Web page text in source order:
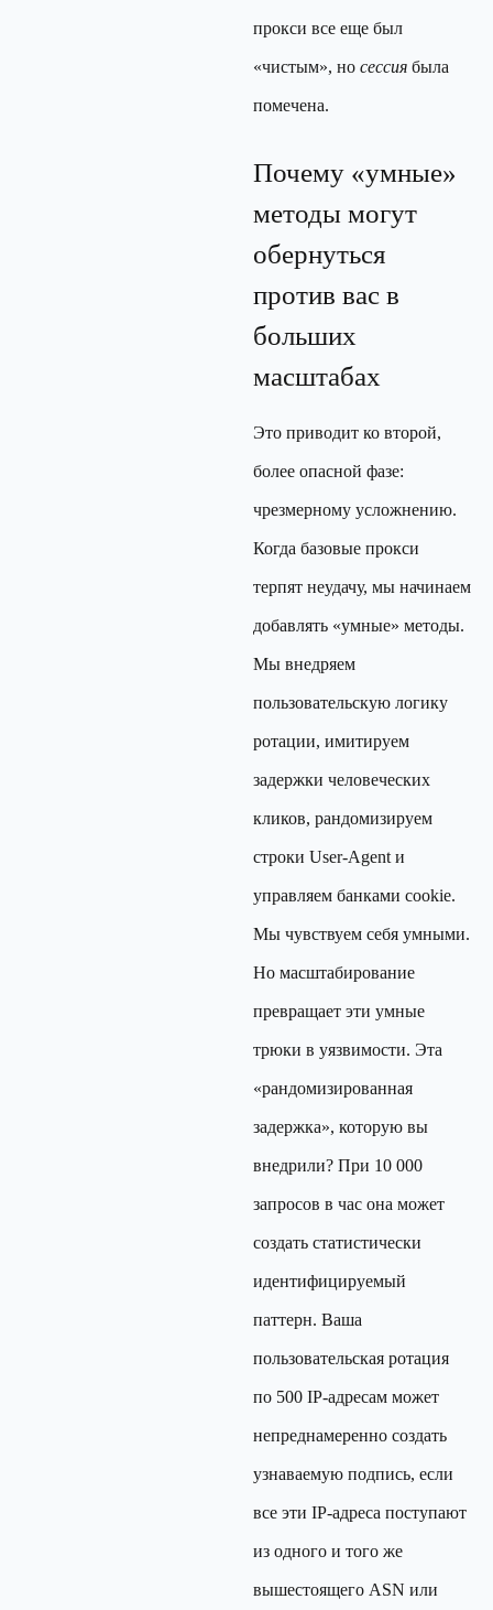
прокси все еще был
«чистым», но сессия была
помечена.
Почему «умные»
методы могут
обернуться
против вас в
больших
масштабах
Это приводит ко второй,
более опасной фазе:
чрезмерному усложнению.
Когда базовые прокси
терпят неудачу, мы начинаем
добавлять «умные» методы.
Мы внедряем
пользовательскую логику
ротации, имитируем
задержки человеческих
кликов, рандомизируем
строки User-Agent и
управляем банками cookie.
Мы чувствуем себя умными.
Но масштабирование
превращает эти умные
трюки в уязвимости. Эта
«рандомизированная
задержка», которую вы
внедрили? При 10 000
запросов в час она может
создать статистически
идентифицируемый
паттерн. Ваша
пользовательская ротация
по 500 IP-адресам может
непреднамеренно создать
узнаваемую подпись, если
все эти IP-адреса поступают
из одного и того же
вышестоящего ASN или